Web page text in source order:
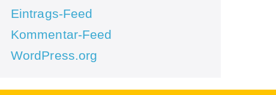
Eintrags-Feed
Kommentar-Feed
WordPress.org